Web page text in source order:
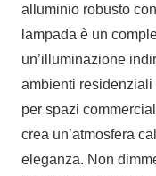
alluminio robusto
lampada è un
un’illuminazione
ambienti
per spazi
crea un’atmosfera
eleganza. Non